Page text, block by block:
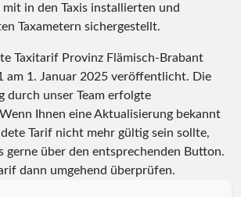
in den Taxis installierten und
Taxametern sichergestellt.
Taxitarif Provinz Flämisch-Brabant
am 1. Januar 2025 veröffentlicht. Die
durch unser Team erfolgte
Ihnen eine Aktualisierung bekannt
Tarif nicht mehr gültig sein sollte,
gerne über den entsprechenden Button.
dann umgehend überprüfen.